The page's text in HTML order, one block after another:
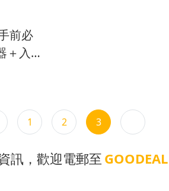
前必
＋入手
1 2 3
訊，歡迎電郵至 GOODEAL